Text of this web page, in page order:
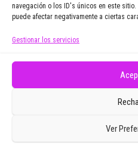
navegación o los ID's únicos en este
puede afectar negativamente a ciertas
Gestionar los servicios
Ver
electrónicos